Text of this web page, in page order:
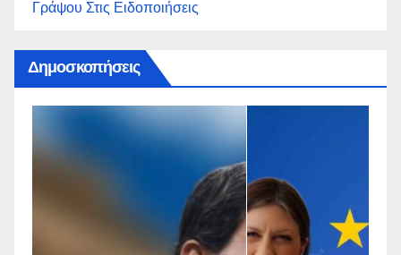
Γράψου Στις Ειδοποιήσεις
Δημοσκοπήσεις